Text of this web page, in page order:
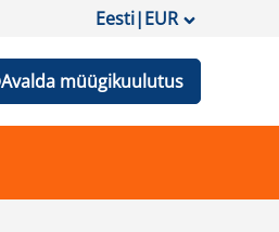
Eesti|EUR
Avalda müügikuulutus